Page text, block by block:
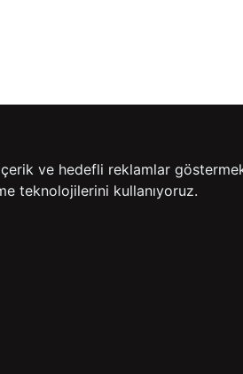
ve hedefli reklamlar
teknolojilerini kullanıyoruz.